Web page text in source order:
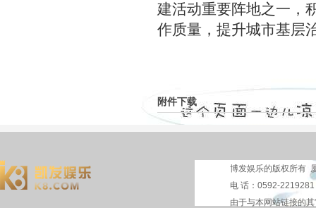
建活动重要阵地之一，
作质量，提升城市基层
附件下载
博发娱乐的版权所有
电 话：0592-
由于与本网站链接的